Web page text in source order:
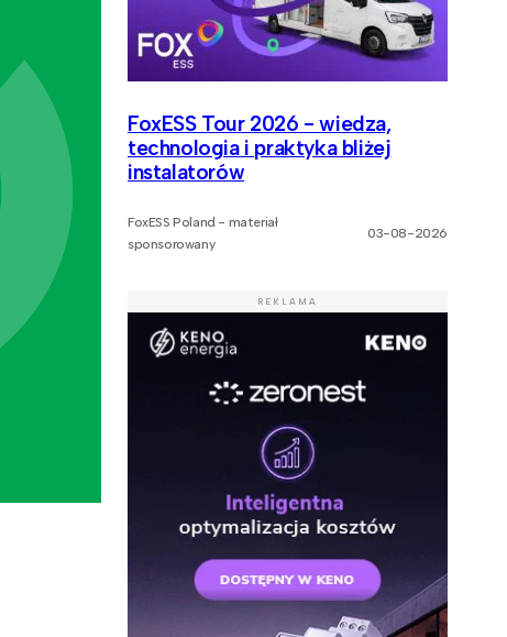
FoxESS Tour 2026 - wiedza,
technologia i praktyka bliżej
instalatorów
FoxESS Poland - materiał
sponsorowany
03-08-2026
REKLAMA